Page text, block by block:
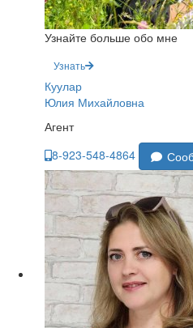
Узнайте больше обо мне
Узнать
Куулар
Юлия Михайловна
Агент
8-923-548-4864